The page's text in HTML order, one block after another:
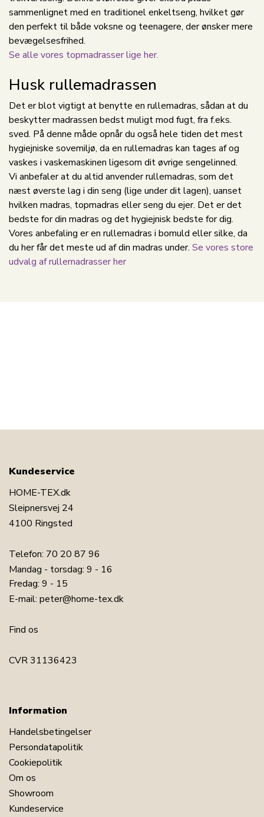
sammenlignet med en traditionel enkeltseng, hvilket gør
den perfekt til både voksne og teenagere, der ønsker mere
bevægelsesfrihed.
Se alle vores topmadrasser lige her.
Husk rullemadrassen
Det er blot vigtigt at benytte en rullemadras, sådan at du
beskytter madrassen bedst muligt mod fugt, fra f.eks.
sved. På denne måde opnår du også hele tiden det mest
hygiejniske sovemiljø, da en rullemadras kan tages af og
vaskes i vaskemaskinen ligesom dit øvrige sengelinned.
Vi anbefaler at du altid anvender rullemadras, som det
næst øverste lag i din seng (lige under dit lagen), uanset
hvilken madras, topmadras eller seng du ejer. Det er det
bedste for din madras og det hygiejnisk bedste for dig.
Vores anbefaling er en rullemadras i bomuld eller silke, da
du her får det meste ud af din madras under. Se vores store
udvalg af rullemadrasser her
Kundeservice
HOME-TEX.dk
Sleipnersvej 24
4100 Ringsted
Telefon: 70 20 87 96
Mandag - torsdag: 9 - 16
Fredag: 9 - 15
E-mail: peter@home-tex.dk
Find os
CVR 31136423
Information
Handelsbetingelser
Persondatapolitik
Cookiepolitik
Om os
Showroom
Kundeservice